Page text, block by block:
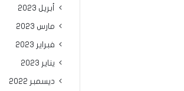
أبريل 2023
مارس 2023
فبراير 2023
يناير 2023
ديسمبر 2022